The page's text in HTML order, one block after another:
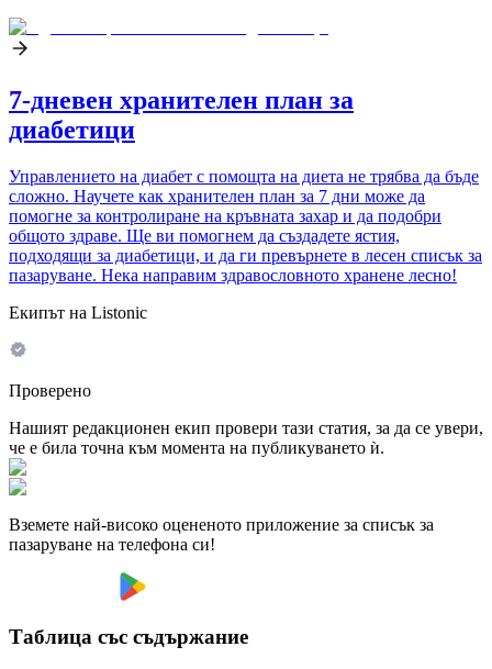
7-дневен хранителен план за
диабетици
Управлението на диабет с помощта на диета не трябва да бъде
сложно. Научете как хранителен план за 7 дни може да
помогне за контролиране на кръвната захар и да подобри
общото здраве. Ще ви помогнем да създадете ястия,
подходящи за диабетици, и да ги превърнете в лесен списък за
пазаруване. Нека направим здравословното хранене лесно!
Екипът на Listonic
Проверено
Нашият редакционен екип провери тази статия, за да се увери,
че е била точна към момента на публикуването ѝ.
Вземете най-високо оцененото приложение за списък за
пазаруване на телефона си!
Таблица със съдържание